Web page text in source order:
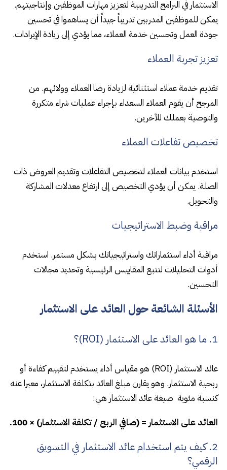
الاستثمار في البرامج التدريبية لتعزيز مهارات الموظفين وإنتاجيتهم.
يمكن للموظفين المدربين تدريباً جيداً أن يساهموا في تحسين
جودة العمل وتحسين خدمة العملاء، مما يؤدي إلى زيادة الإيرادات.
تعزيز تجربة العملاء
تقديم خدمة عملاء استثنائية لزيادة رضا العملاء وولائهم. من
المرجح أن يقوم العملاء السعداء بإجراء عمليات شراء متكررة
والتوصية بعملك للآخرين.
تخصيص تفاعلات العملاء
استخدم بيانات العملاء لتخصيص التفاعلات وتقديم العروض ذات
الصلة. يمكن أن يؤدي التخصيص إلى ارتفاع معدلات المشاركة
والتحويل.
مراقبة وضبط الاستراتيجيات
مراقبة أداء استثماراتك واستراتيجياتك بشكل مستمر. استخدم
أدوات التحليلات لتتبع المقاييس الرئيسية وتحديد مجالات
التحسين.
الأسئلة الشائعة حول العائد على الاستثمار
1. ما هو العائد على الاستثمار (ROI)؟
عائد الاستثمار (ROI) هو مقياس أداء يستخدم لتقييم كفاءة أو
ربحية الاستثمار. وهو يقارن مبلغ العائد بتكلفة الاستثمار، معبرا عنه
كنسبة مئوية صيغة عائد الاستثمار هي:
العائد على الاستثمار = (صافي الربح / تكلفة الاستثمار) × 100.
2. كيف يتم استخدام عائد الاستثمار في التسويق
الرقمي؟